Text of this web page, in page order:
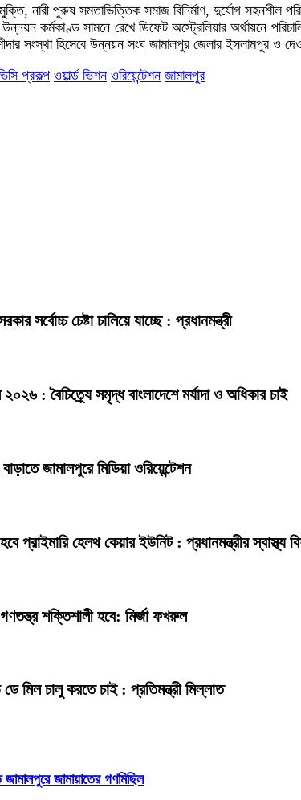
নারী পুরুষ সমতাভিত্তিক সমাজ বিনির্মাণ, দুর্যোগ
কর্মকাণ্ড সামনে রেখে ডিফেট অস্ট্রেলিয়ার অর্থায়নে
সংস্থা হিসেবে উন্নয়ন সংঘ জামালপুর জেলার ইসলামপুর ও
প্রকল্প ওয়ার্ল্ড ভিশন ওরিয়েন্টেশন জামালপুর
সর্বোচ্চ চেষ্টা চালিয়ে যাচ্ছে : প্রধানমন্ত্রী
: বৈচিত্র্যে সমৃদ্ধ বাংলাদেশে মর্যাদা ও অধিকার চাই
জামালপুরে মিডিয়া ওরিয়েন্টেশন
প্রাইমারি হেলথ কেয়ার ইউনিট : প্রধানমন্ত্রীর স্বাস্থ্য
শক্তিশালী হবে: মির্জা ফখরুল
মিল চালু করতে চাই : প্রতিমন্ত্রী মিল্লাত
জামায়াতের গণমিছিল